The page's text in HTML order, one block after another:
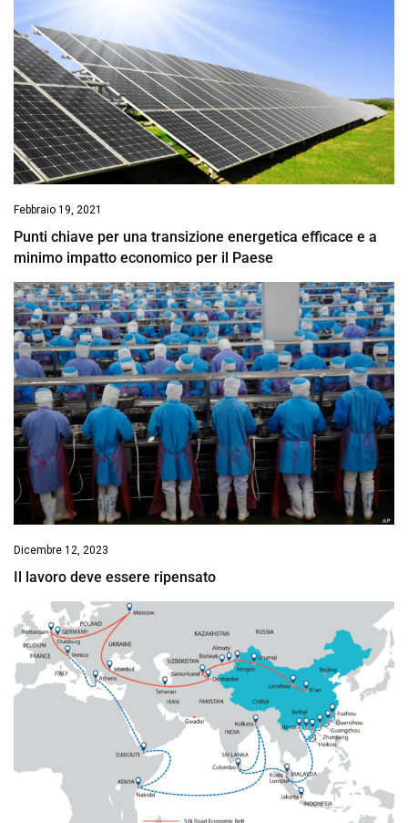
Febbraio 19, 2021
Punti chiave per una transizione energetica efficace e a
minimo impatto economico per il Paese
Dicembre 12, 2023
Il lavoro deve essere ripensato